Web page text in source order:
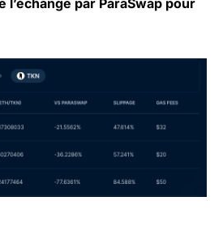
l’échange par ParaSwap pour